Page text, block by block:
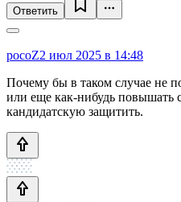
Ответить
pocoZ2 июл 2025 в 14:48
Почему бы в таком случае не
или еще как-нибудь повышать
кандидатскую защитить.